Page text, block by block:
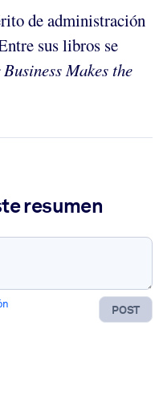
de administración
sus libros se
Makes the
resumen
POST